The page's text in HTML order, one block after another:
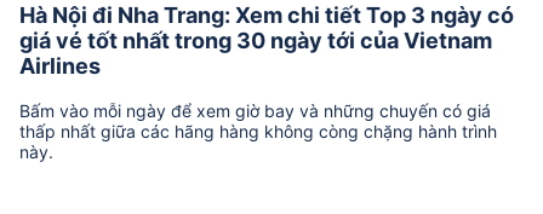
Hà Nội đi Nha Trang: Xem chi tiết Top 3 ngày có
giá vé tốt nhất trong 30 ngày tới của Vietnam
Airlines
Bấm vào mỗi ngày để xem giờ bay và những chuyến có giá
thấp nhất giữa các hãng hàng không còng chặng hành trình
này.